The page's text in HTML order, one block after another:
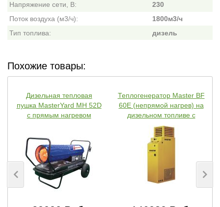
Напряжение сети, В:
230
Поток воздуха (м3/ч):
1800м3/ч
Тип топлива:
дизель
Похожие товары:
Дизельная тепловая
пушка MasterYard MH 52D
с прямым нагревом
Теплогенератор Master BF
60E (непрямой нагрев) на
дизельном топливе с
отводом выхлопных газов